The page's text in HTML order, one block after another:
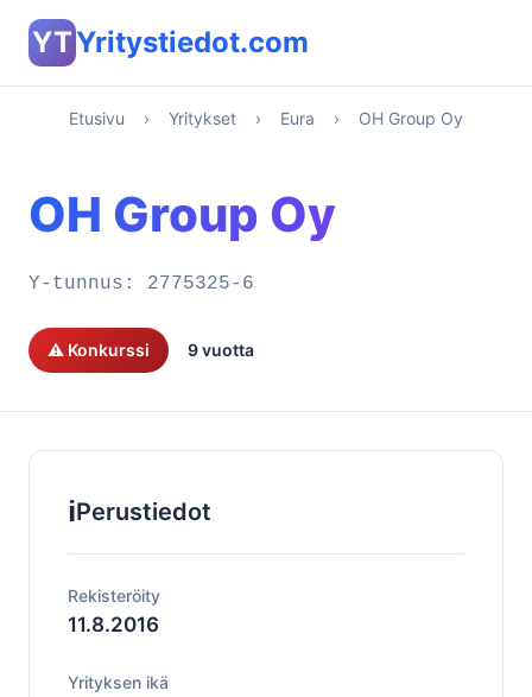
YTYritystiedot.com
Etusivu › Yritykset › Eura › OH Group Oy
OH Group Oy
Y-tunnus: 2775325-6
⚠️ Konkurssi 9 vuotta
ℹ️Perustiedot
Rekisteröity
11.8.2016
Yrityksen ikä